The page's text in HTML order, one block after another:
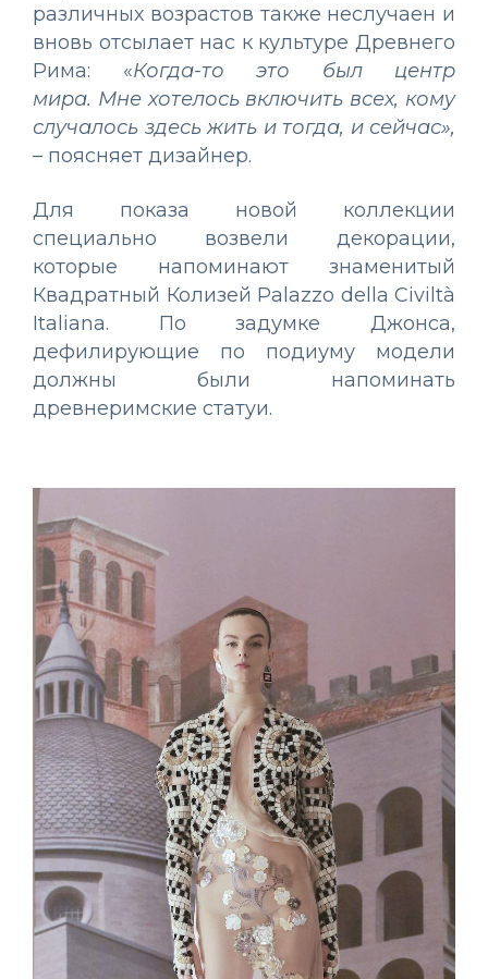
различных возрастов также неслучаен и
вновь отсылает нас к культуре Древнего
Рима: «Когда-то это был центр
мира. Мне хотелось включить всех, кому
случалось здесь жить и тогда, и сейчас»,
– поясняет дизайнер.
Для показа новой коллекции
специально возвели декорации,
которые напоминают знаменитый
Квадратный Колизей Palazzo della Civiltà
Italiana. По задумке Джонса,
дефилирующие по подиуму модели
должны были напоминать
древнеримские статуи.